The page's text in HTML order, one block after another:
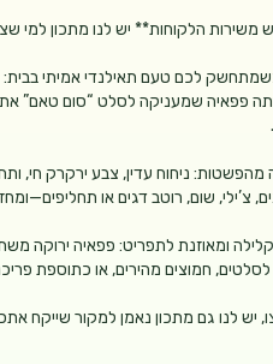
הלקוחות** יש לנו מתכון למי
לכם טעם תאילנדי אמיתי בבית:
פפאיה שמעניקה לסלט “סום טאם” את
מהפשטות: ניחוח עדין, צבע ירקרק
שום, רוטב דגים או
ומאוזנת לתפריט: פפאיה ירוקה
חמוצים מהירים, או כתוספת
לנו גם מתכון נאמן למקור שייקח